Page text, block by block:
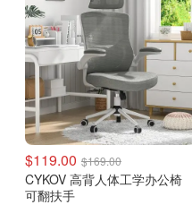
$119.00 $169.00
CYKOV 高背人体工学办公椅
可翻扶手